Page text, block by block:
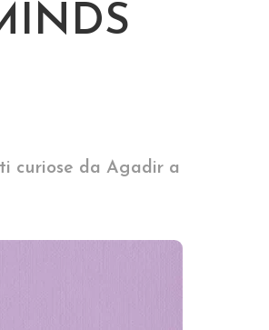
curiose da Agadir a